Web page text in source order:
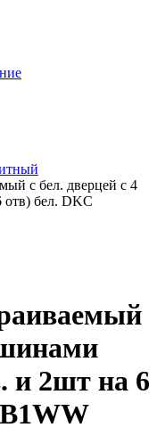
с бел. дверцей с 4
бел. DKC
и 2шт на 6